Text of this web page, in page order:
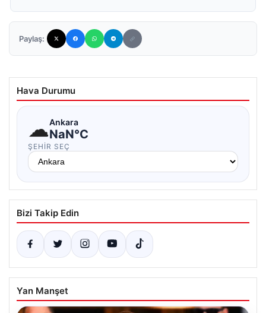
Paylaş:
Hava Durumu
☁Ankara
NaN°C
ŞEHIR SEÇ
Bizi Takip Edin
Yan Manşet